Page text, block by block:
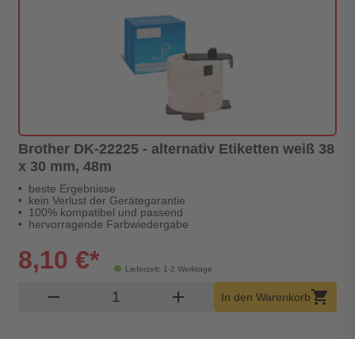
Brother DK-22225 - alternativ Etiketten weiß 38
x 30 mm, 48m
beste Ergebnisse
kein Verlust der Gerätegarantie
100% kompatibel und passend
hervorragende Farbwiedergabe
Lieferzeit: 1-2 Werktage
8,10 €*
remove Produkt Warenkorb Menge
add In den Warenkorbshopping_cart